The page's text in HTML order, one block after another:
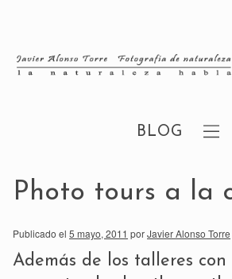
BLOG
Photo tours a la
Publicado el 5 mayo, 2011 porJavier Alonso Torre
Además de los talleres